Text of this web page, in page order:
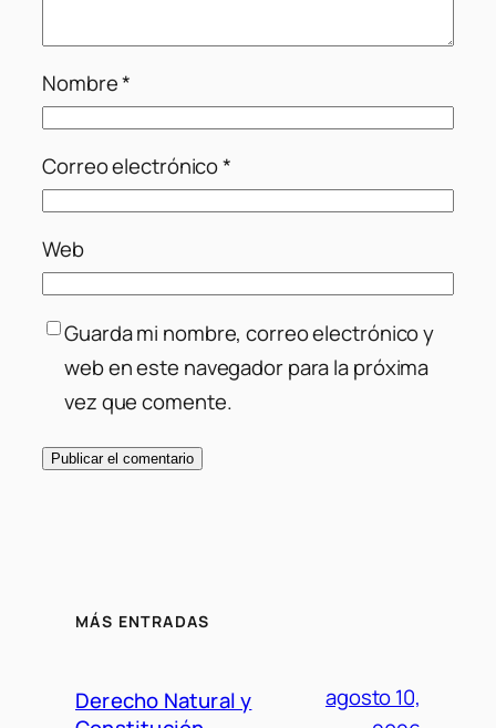
Nombre*
Correo electrónico*
Web
Guarda mi nombre, correo electrónico y
web en este navegador para la próxima
vez que comente.
MÁS ENTRADAS
Derecho Natural y
agosto 10,